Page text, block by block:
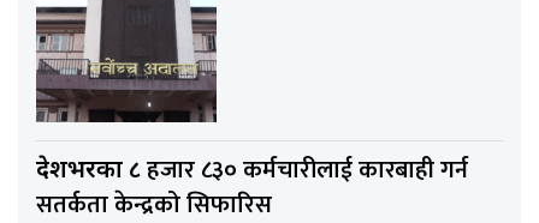
देशभरका ८हजार ८३० कर्मचारीलाई कारबाही गर्न
सतर्कता केन्द्रको सिफारिस